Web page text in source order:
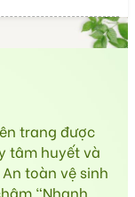
trang được
tâm huyết và
toàn vệ sinh
“Nhanh